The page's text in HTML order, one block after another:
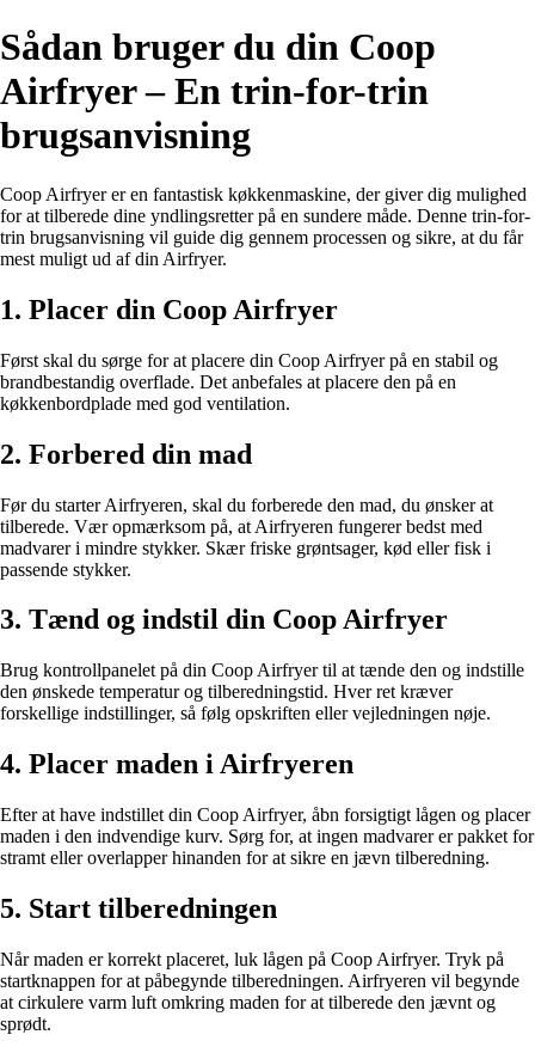
Sådan bruger du din Coop
Airfryer – En trin-for-trin
brugsanvisning
Coop Airfryer er en fantastisk køkkenmaskine, der giver dig mulighed
for at tilberede dine yndlingsretter på en sundere måde. Denne trin-for-
trin brugsanvisning vil guide dig gennem processen og sikre, at du får
mest muligt ud af din Airfryer.
1. Placer din Coop Airfryer
Først skal du sørge for at placere din Coop Airfryer på en stabil og
brandbestandig overflade. Det anbefales at placere den på en
køkkenbordplade med god ventilation.
2. Forbered din mad
Før du starter Airfryeren, skal du forberede den mad, du ønsker at
tilberede. Vær opmærksom på, at Airfryeren fungerer bedst med
madvarer i mindre stykker. Skær friske grøntsager, kød eller fisk i
passende stykker.
3. Tænd og indstil din Coop Airfryer
Brug kontrollpanelet på din Coop Airfryer til at tænde den og indstille
den ønskede temperatur og tilberedningstid. Hver ret kræver
forskellige indstillinger, så følg opskriften eller vejledningen nøje.
4. Placer maden i Airfryeren
Efter at have indstillet din Coop Airfryer, åbn forsigtigt lågen og placer
maden i den indvendige kurv. Sørg for, at ingen madvarer er pakket for
stramt eller overlapper hinanden for at sikre en jævn tilberedning.
5. Start tilberedningen
Når maden er korrekt placeret, luk lågen på Coop Airfryer. Tryk på
startknappen for at påbegynde tilberedningen. Airfryeren vil begynde
at cirkulere varm luft omkring maden for at tilberede den jævnt og
sprødt.